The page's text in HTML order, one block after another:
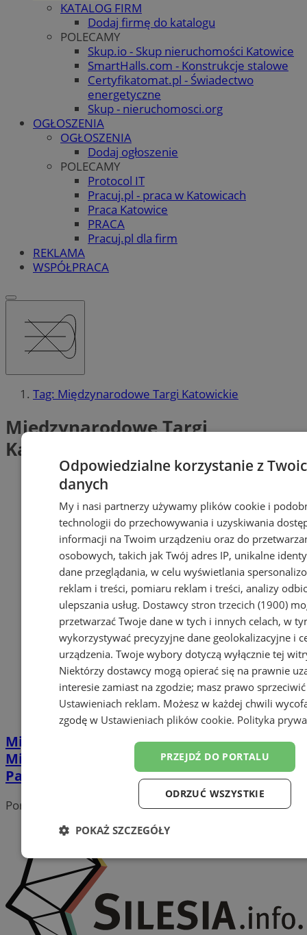
KATALOG FIRM
Dodaj firmę do katalogu
POLECAMY
Skup.io - Skup nieruchomości Katowice
SmartHalls.com - Konstrukcje stalowe
Certyfikatomat.pl - Świadectwo
energetyczne
Skup - nieruchomosci.org
OGŁOSZENIA
OGŁOSZENIA
Dodaj ogłoszenie
POLECAMY
Protocol IT
Pracuj.pl - praca w Katowicach
Praca Katowice
PRACA
Pracuj.pl dla firm
REKLAMA
WSPÓŁPRACA
Tag: Międzynarodowe Targi Katowickie
Międzynarodowe Targi
Katowickie (1)
Mija 20 lat od katastrofy hali
Międzynarodowych Targów Katowickich.
Pamiętamy o ofiarach!
Portal należy do sieci
Odpowiedzialne korzystanie z
danych
My i nasi partnerzy używamy plików cookie i
technologii do przechowywania i uzyskiwania
informacji na Twoim urządzeniu oraz do
osobowych, takich jak Twój adres IP, unikalne
dane przeglądania, w celu wyświetlania
reklam i treści, pomiaru reklam i treści, analizy
ulepszania usług. Dostawcy stron trzecich (1900)
przetwarzać Twoje dane w tych i innych celach, w
wykorzystywać precyzyjne dane geolokalizacyjne i
urządzenia. Twoje wybory dotyczą wyłącznie tej
Niektórzy dostawcy mogą opierać się na prawnie
interesie zamiast na zgodzie; masz prawo
Ustawieniach reklam. Możesz w każdej chwili
zgodę w Ustawieniach plików cookie. Polityka
PRZEJDŹ DO PORTALU
ODRZUĆ WSZYSTKIE
POKAŻ SZCZEGÓŁY
Niezbędne Wydajność Targetowanie
Niesklasyfikowane